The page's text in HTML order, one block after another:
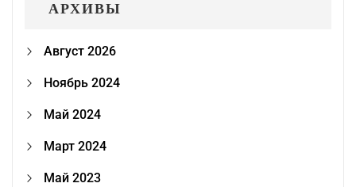
АРХИВЫ
Август 2026
Ноябрь 2024
Май 2024
Март 2024
Май 2023